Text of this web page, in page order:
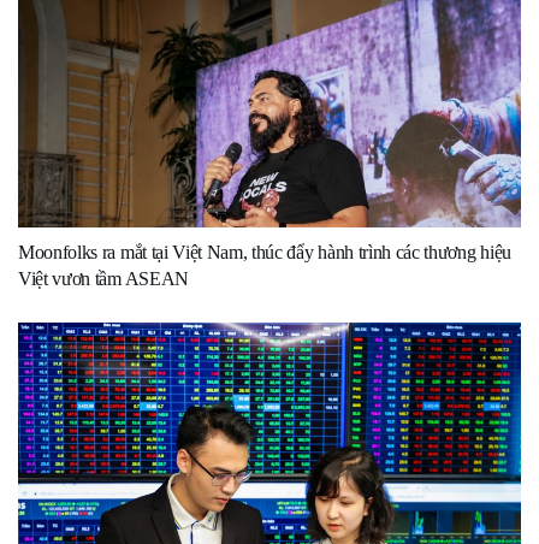
Moonfolks ra mắt tại Việt Nam, thúc đẩy hành trình các thương hiệu
Việt vươn tầm ASEAN